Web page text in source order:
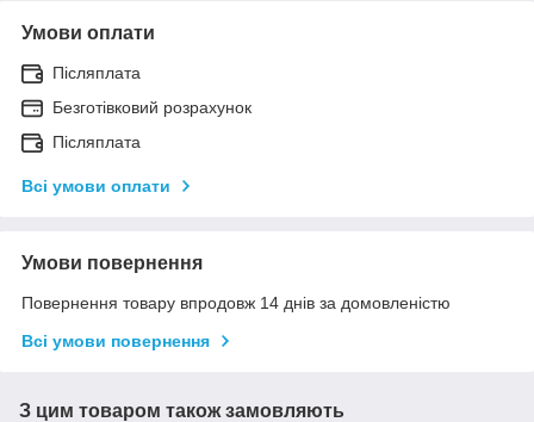
Умови оплати
Післяплата
Безготівковий розрахунок
Післяплата
Всі умови оплати
Умови повернення
Повернення товару впродовж 14 днів за домовленістю
Всі умови повернення
З цим товаром також замовляють